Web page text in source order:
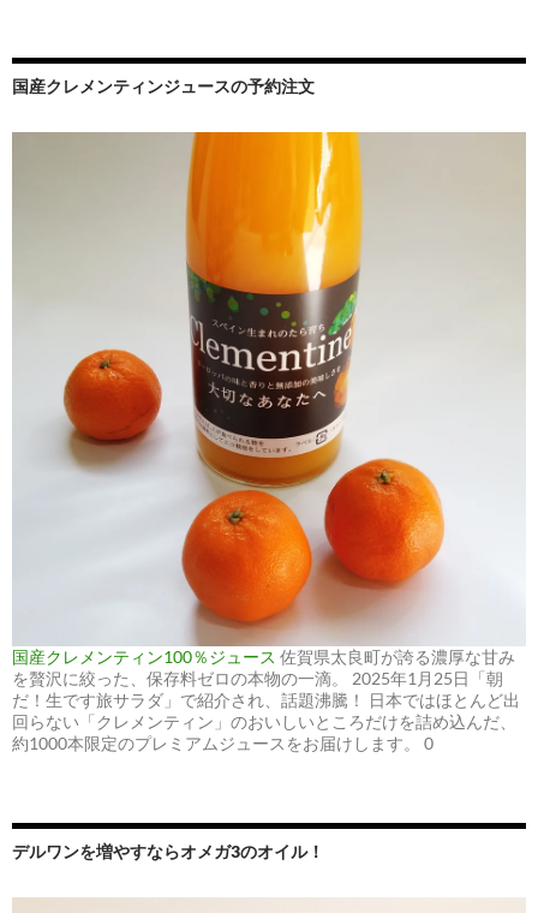
国産クレメンティンジュースの予約注文
国産クレメンティン100％ジュース 佐賀県太良町が誇る濃厚な甘み
を贅沢に絞った、保存料ゼロの本物の一滴。 2025年1月25日「朝
だ！生です旅サラダ」で紹介され、話題沸騰！ 日本ではほとんど出
回らない「クレメンティン」のおいしいところだけを詰め込んだ、
約1000本限定のプレミアムジュースをお届けします。 0
デルワンを増やすならオメガ3のオイル！